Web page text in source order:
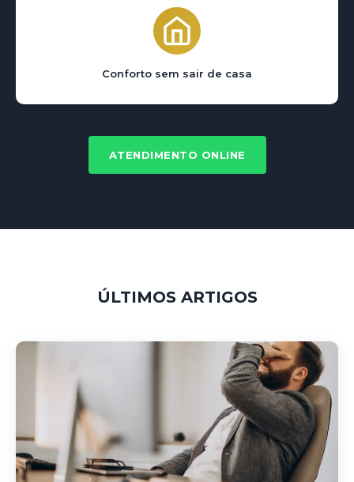
Conforto sem sair de casa
ATENDIMENTO ONLINE
ÚLTIMOS ARTIGOS